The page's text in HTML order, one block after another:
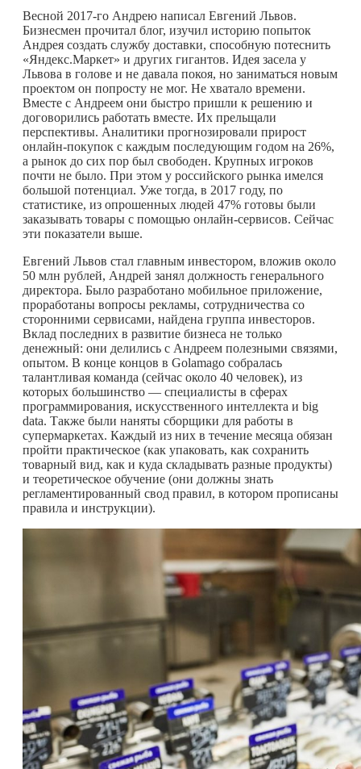
Весной 2017-го Андрею написал Евгений Львов.
Бизнесмен прочитал блог, изучил историю попыток
Андрея создать службу доставки, способную потеснить
«Яндекс.Маркет» и других гигантов. Идея засела у
Львова в голове и не давала покоя, но заниматься новым
проектом он попросту не мог. Не хватало времени.
Вместе с Андреем они быстро пришли к решению и
договорились работать вместе. Их прельщали
перспективы. Аналитики прогнозировали прирост
онлайн-покупок с каждым последующим годом на 26%,
а рынок до сих пор был свободен. Крупных игроков
почти не было. При этом у российского рынка имелся
большой потенциал. Уже тогда, в 2017 году, по
статистике, из опрошенных людей 47% готовы были
заказывать товары с помощью онлайн-сервисов. Сейчас
эти показатели выше.
Евгений Львов стал главным инвестором, вложив около
50 млн рублей, Андрей занял должность генерального
директора. Было разработано мобильное приложение,
проработаны вопросы рекламы, сотрудничества со
сторонними сервисами, найдена группа инвесторов.
Вклад последних в развитие бизнеса не только
денежный: они делились с Андреем полезными связями,
опытом. В конце концов в Golamago собралась
талантливая команда (сейчас около 40 человек), из
которых большинство — специалисты в сферах
программирования, искусственного интеллекта и big
data. Также были наняты сборщики для работы в
супермаркетах. Каждый из них в течение месяца обязан
пройти практическое (как упаковать, как сохранить
товарный вид, как и куда складывать разные продукты)
и теоретическое обучение (они должны знать
регламентированный свод правил, в котором прописаны
правила и инструкции).